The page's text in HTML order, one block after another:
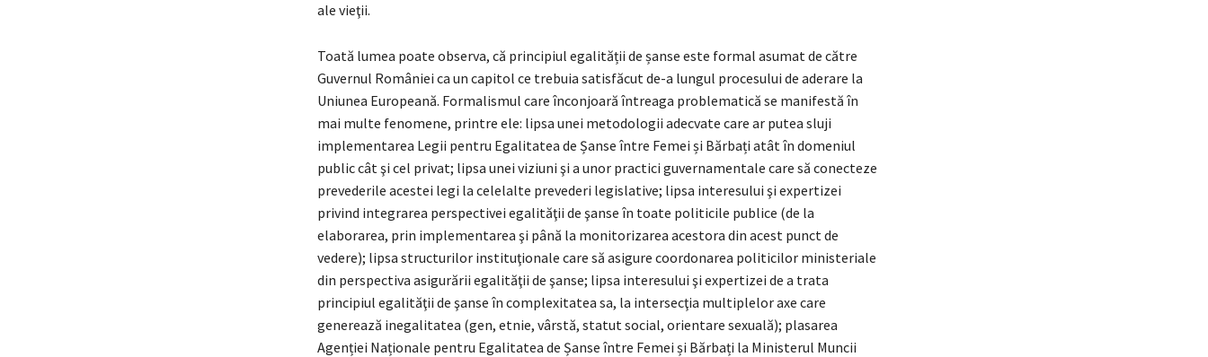
ale vieţii.
Toată lumea poate observa, că principiul egalității de șanse este formal asumat de către
Guvernul României ca un capitol ce trebuia satisfăcut de-a lungul procesului de aderare la
Uniunea Europeană. Formalismul care înconjoară întreaga problematică se manifestă în
mai multe fenomene, printre ele: lipsa unei metodologii adecvate care ar putea sluji
implementarea Legii pentru Egalitatea de Șanse între Femei și Bărbați atât în domeniul
public cât şi cel privat; lipsa unei viziuni şi a unor practici guvernamentale care să conecteze
prevederile acestei legi la celelalte prevederi legislative; lipsa interesului şi expertizei
privind integrarea perspectivei egalităţii de şanse în toate politicile publice (de la
elaborarea, prin implementarea şi până la monitorizarea acestora din acest punct de
vedere); lipsa structurilor instituţionale care să asigure coordonarea politicilor ministeriale
din perspectiva asigurării egalităţii de şanse; lipsa interesului şi expertizei de a trata
principiul egalităţii de şanse în complexitatea sa, la intersecţia multiplelor axe care
generează inegalitatea (gen, etnie, vârstă, statut social, orientare sexuală); plasarea
Agenției Naționale pentru Egalitatea de Șanse între Femei și Bărbați la Ministerul Muncii